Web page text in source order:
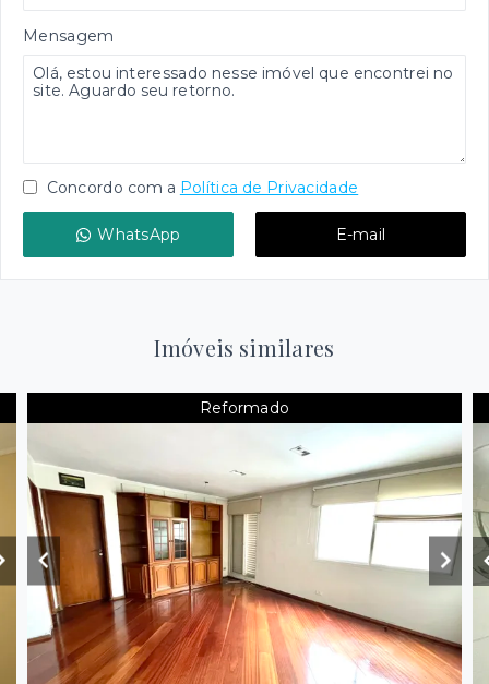
Mensagem
Concordo com a Política de Privacidade
WhatsApp E-mail
Imóveis similares
Reformado